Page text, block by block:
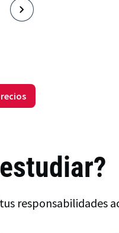
responsabilidades